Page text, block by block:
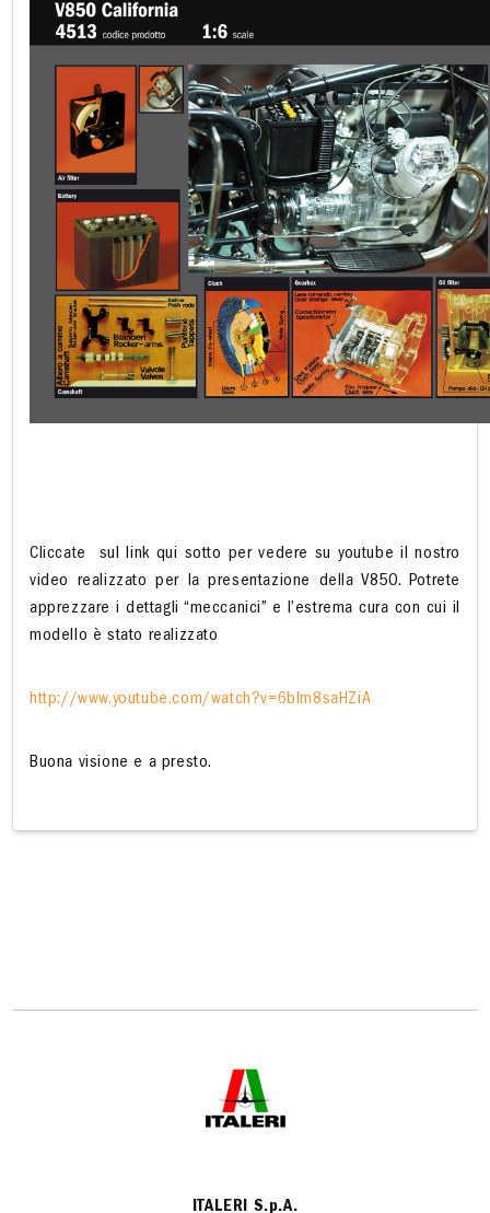
Cliccate
sul link qui sotto per vedere su youtube il nostro
video realizzato per la presentazione della V850. Potrete
apprezzare i dettagli “meccanici” e l’estrema cura con cui il
modello è stato realizzato
http://www.youtube.com/watch?v=6blm8saHZiA
Buona visione e a presto.
ITALERI S.p.A.